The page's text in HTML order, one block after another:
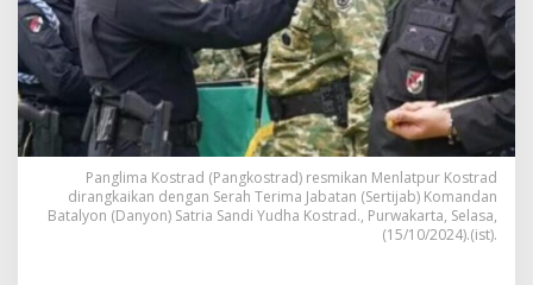
Panglima Kostrad (Pangkostrad) resmikan Menlatpur Kostrad
dirangkaikan dengan Serah Terima Jabatan (Sertijab) Komandan
Batalyon (Danyon) Satria Sandi Yudha Kostrad., Purwakarta, Selasa,
(15/10/2024).(ist).